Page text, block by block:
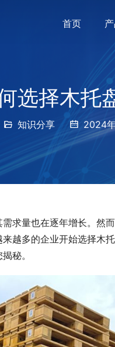
首页
选择木托
知识分享 2024
求量也在逐年增长。然
越多的企业开始选择木
秘。